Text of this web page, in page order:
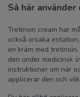
Så här
Tretinoin cream har
också orsaka
en kräm med
den under medicinsk
instruktioner om när
applicerar den och